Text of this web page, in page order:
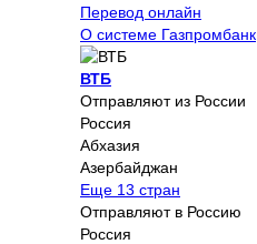
Перевод онлайн
О системе Газпромбанк
ВТБ
Отправляют из России
Россия
Абхазия
Азербайджан
Еще 13 стран
Отправляют в Россию
Россия